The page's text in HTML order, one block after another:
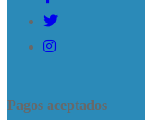
Pagos aceptados